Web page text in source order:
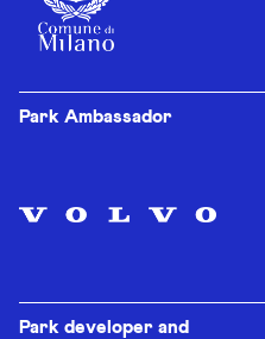
Park Ambassador
Park developer and